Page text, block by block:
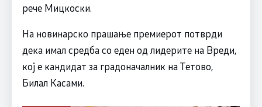
рече Мицкоски.
На новинарско прашање премиерот потврди
дека имал средба со еден од лидерите на Вреди,
кој е кандидат за градоначалник на Тетово,
Билал Касами.